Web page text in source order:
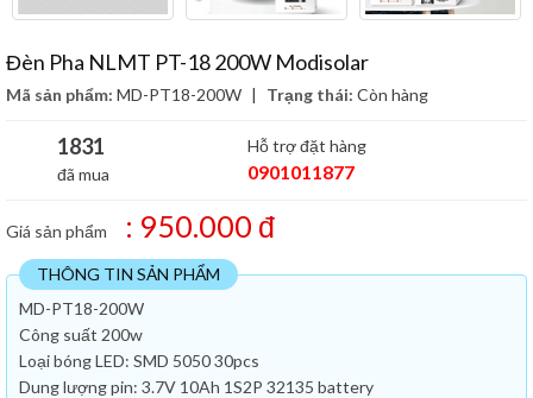
Đèn Pha NLMT PT-18 200W Modisolar
Mã sản phẩm: MD-PT18-200W | Trạng thái: Còn hàng
1831
đã mua
Hỗ trợ đặt hàng
0901011877
Giá sản phẩm : 950.000 đ
THÔNG TIN SẢN PHẨM
MD-PT18-200W
Công suất 200w
Loại bóng LED: SMD 5050 30pcs
Dung lượng pin: 3.7V 10Ah 1S2P 32135 battery